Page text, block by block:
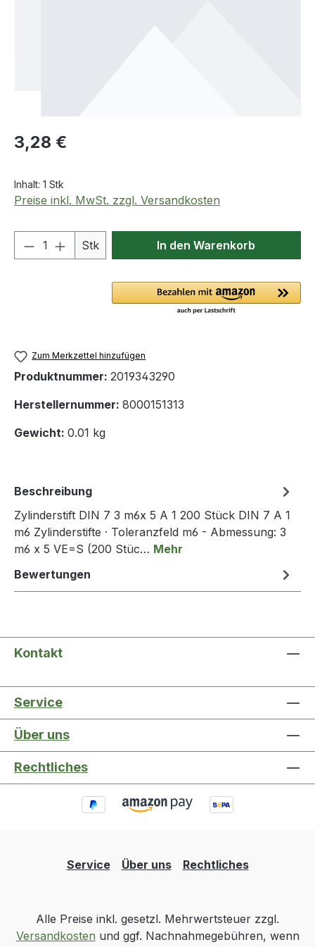
Regulärer Preis:
3,28 €
Inhalt: 1 Stk
Preise inkl. MwSt. zzgl. Versandkosten
Produkt Anzahl: Gib den
Stk In den Warenkorb
Zum Merkzettel hinzufügen
Produktnummer: 2019343290
Herstellernummer: 8000151313
Gewicht: 0.01 kg
Beschreibung
Zylinderstift DIN 7 3 m6x 5 A 1 200 Stück DIN 7 A 1
m6 Zylinderstifte · Toleranzfeld m6 - Abmessung: 3
m6 x 5 VE=S (200 Stüc… Mehr
Bewertungen
Kontakt
Service
Über uns
Rechtliches
Service Über uns Rechtliches
Alle Preise inkl. gesetzl. Mehrwertsteuer zzgl.
Versandkosten und ggf. Nachnahmegebühren, wenn